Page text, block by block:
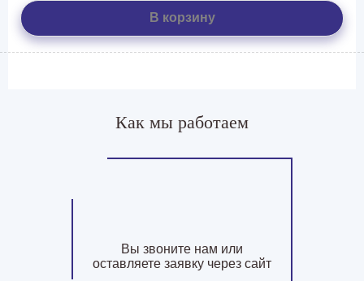
В корзину
Как мы работаем
Вы звоните нам или
оставляете заявку через сайт